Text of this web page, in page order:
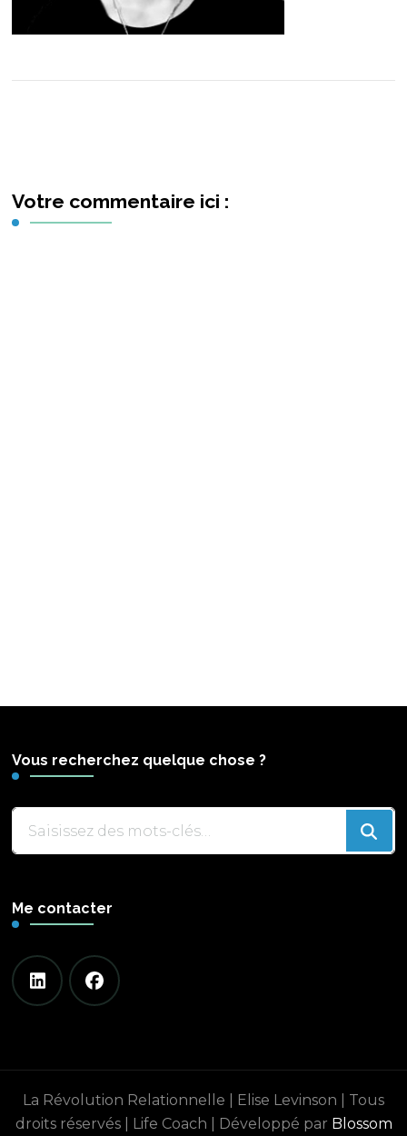
Votre commentaire ici :
Vous recherchez quelque chose ?
?
Me contacter
La Révolution Relationnelle | Elise Levinson | Tous
droits réservés |
Life Coach | Développé par Blossom